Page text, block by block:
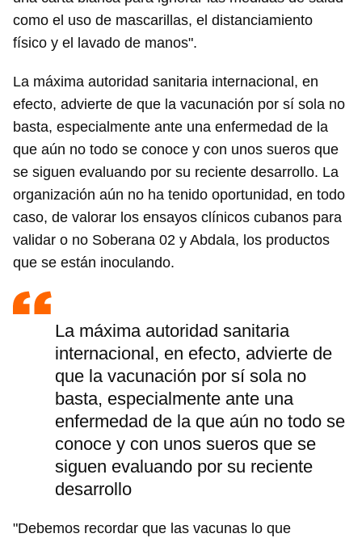
como el uso de mascarillas, el distanciamiento
físico y el lavado de manos".
La máxima autoridad sanitaria internacional, en
efecto, advierte de que la vacunación por sí sola no
basta, especialmente ante una enfermedad de la
que aún no todo se conoce y con unos sueros que
se siguen evaluando por su reciente desarrollo. La
organización aún no ha tenido oportunidad, en todo
caso, de valorar los ensayos clínicos cubanos para
validar o no Soberana 02 y Abdala, los productos
que se están inoculando.
La máxima autoridad sanitaria
internacional, en efecto, advierte de
que la vacunación por sí sola no
basta, especialmente ante una
enfermedad de la que aún no todo se
conoce y con unos sueros que se
siguen evaluando por su reciente
desarrollo
"Debemos recordar que las vacunas lo que